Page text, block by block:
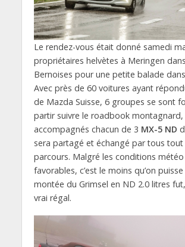
Le rendez-vous était donné samedi
propriétaires helvètes à Meringen
Bernoises pour une petite balade
Avec près de 60 voitures ayant
de Mazda Suisse, 6 groupes se sont
partir suivre le roadbook montagnard,
accompagnés chacun de 3 MX-5 ND
sera partagé et échangé par tous
parcours. Malgré les conditions
favorables, c’est le moins qu’on
montée du Grimsel en ND 2.0 litres
vrai régal.